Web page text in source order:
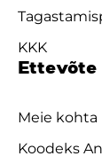
KKK
Ettevõte
Meie kohta
Koodeks